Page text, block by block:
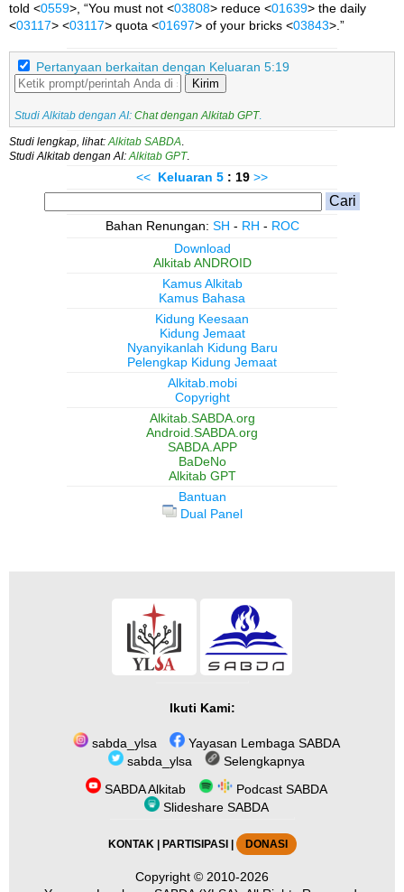
told <0559>, “You must not <03808> reduce <01639> the daily
<03117> <03117> quota <01697> of your bricks <03843>.”
Pertanyaan berkaitan dengan Keluaran 5:19
Kirim
Studi Alkitab dengan AI: Chat dengan Alkitab GPT.
Studi lengkap, lihat: Alkitab SABDA
Studi Alkitab dengan AI: Alkitab GPT.
<< Keluaran 5 : 19 >>
Bahan Renungan: SH - RH - ROC
Download
Alkitab ANDROID
Kamus Alkitab
Kamus Bahasa
Kidung Keesaan
Kidung Jemaat
Nyanyikanlah Kidung Baru
Pelengkap Kidung Jemaat
Alkitab.mobi
Copyright
Alkitab.SABDA.org
Android.SABDA.org
SABDA.APP
BaDeNo
Alkitab GPT
Bantuan
Dual Panel
Ikuti Kami:
sabda_ylsa
Yayasan Lembaga SABDA
sabda_ylsa
Selengkapnya
SABDA Alkitab
Podcast SABDA
Slideshare SABDA
KONTAK | PARTISIPASI| DONASI
Copyright © 2010-2026